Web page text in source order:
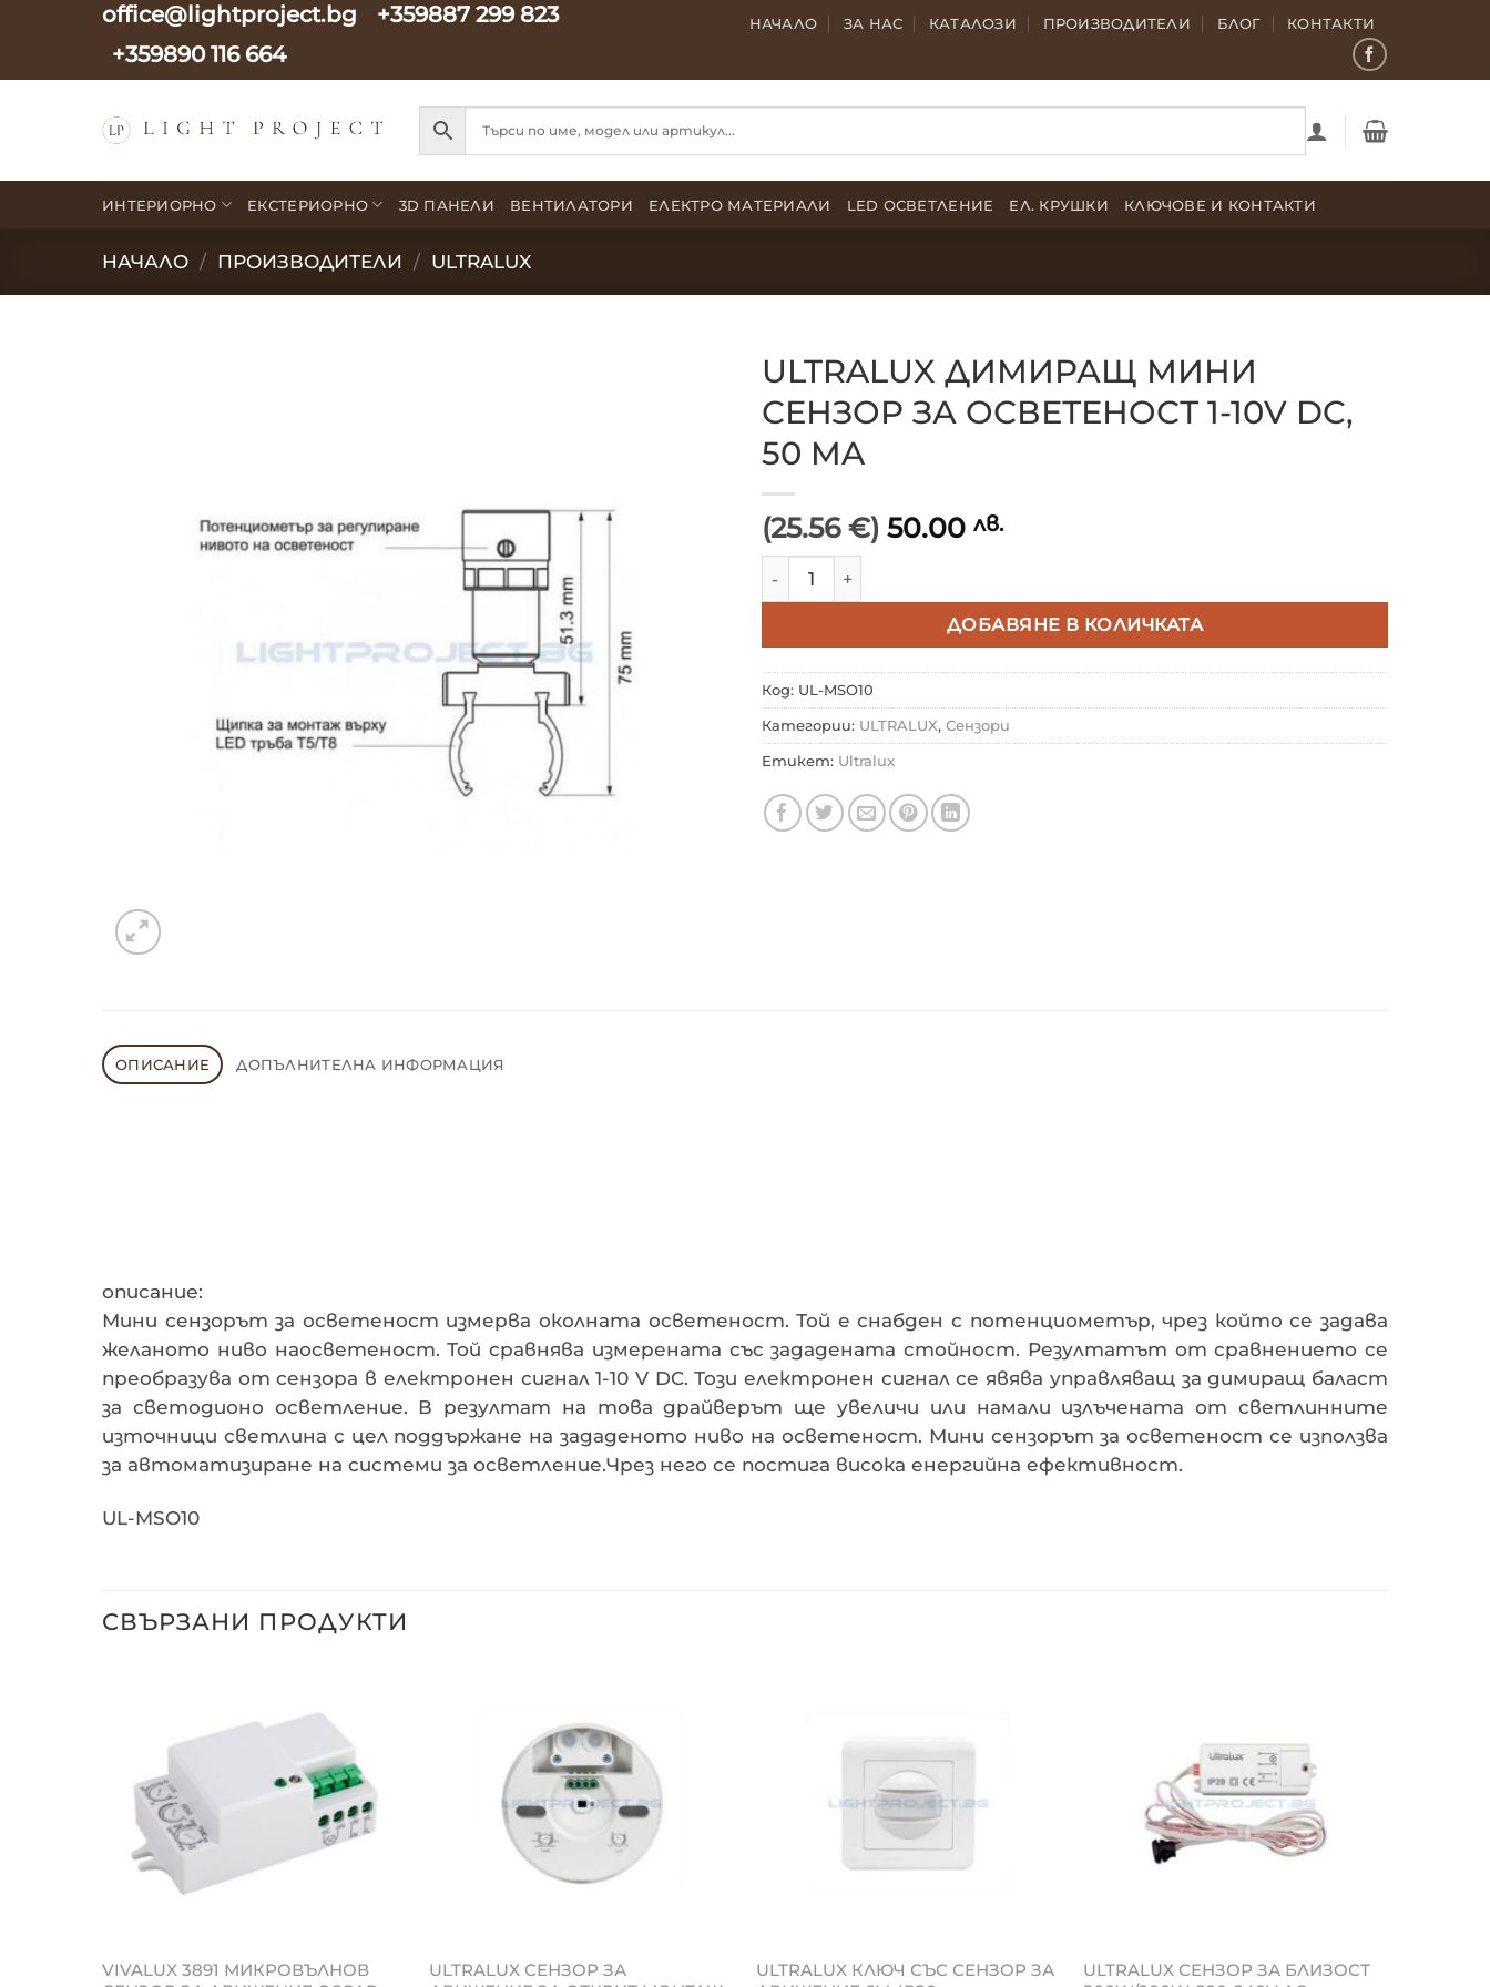
office@lightproject.bg
+359887 299 823
+359890 116 664
НАЧАЛО ЗА НАС КАТАЛОЗИ ПРОИЗВОДИТЕЛИ БЛОГ КОНТАКТИ
ИНТЕРИОРНО ЕКСТЕРИОРНО 3D ПАНЕЛИ ВЕНТИЛАТОРИ ЕЛЕКТРО МАТЕРИАЛИ LED ОСВЕТЛЕНИЕ ЕЛ. КРУШКИ КЛЮЧОВЕ И КОНТАКТИ
НАЧАЛО / ПРОИЗВОДИТЕЛИ / ULTRALUX
ULTRALUX ДИМИРАЩ МИНИ
СЕНЗОР ЗА ОСВЕТЕНОСТ 1-10V DC,
50 MA
(25.56 €) 50.00 лв.
количество за ULTRALUX ДИМИРАЩ МИНИ СЕНЗОР ЗА ОСВЕТЕНОСТ 1-10V DC,
ДОБАВЯНЕ В КОЛИЧКАТА
Код: UL-MSO10
Категории: ULTRALUX, Сензори
Етикет: Ultralux
ОПИСАНИЕ ДОПЪЛНИТЕЛНА ИНФОРМАЦИЯ
описание:
Мини сензорът за осветеност измерва околната осветеност. Той е снабден с потенциометър, чрез който се задава
желаното ниво наосветеност. Той сравнява измерената със зададената стойност. Резултатът от сравнението се
преобразува от сензора в електронен сигнал 1-10 V DC. Този електронен сигнал се явява управляващ за димиращ баласт
за светодионо осветление. В резултат на това драйверът ще увеличи или намали излъчената от светлинните
източници светлина с цел поддържане на зададеното ниво на осветеност. Мини сензорът за осветеност се използва
за автоматизиране на системи за осветление.Чрез него се постига висока енергийна ефективност.
UL-MSO10
СВЪРЗАНИ ПРОДУКТИ
VIVALUX 3891 МИКРОВЪЛНОВ
ULTRALUX СЕНЗОР ЗА
ULTRALUX КЛЮЧ СЪС СЕНЗОР ЗА
ULTRALUX СЕНЗОР ЗА БЛИЗОСТ